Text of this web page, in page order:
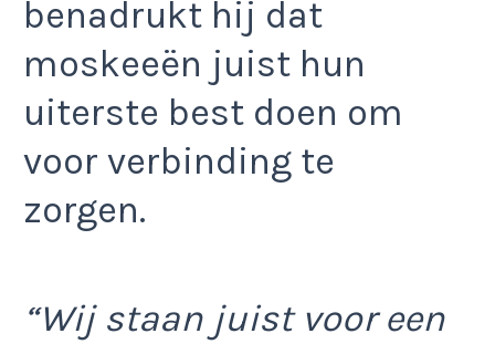
benadrukt hij dat
moskeeën juist hun
uiterste best doen om
voor verbinding te
zorgen.
“Wij staan juist voor een